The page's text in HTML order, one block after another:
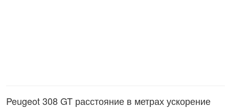
Peugeot 308 GT расстояние в метрах ускорение